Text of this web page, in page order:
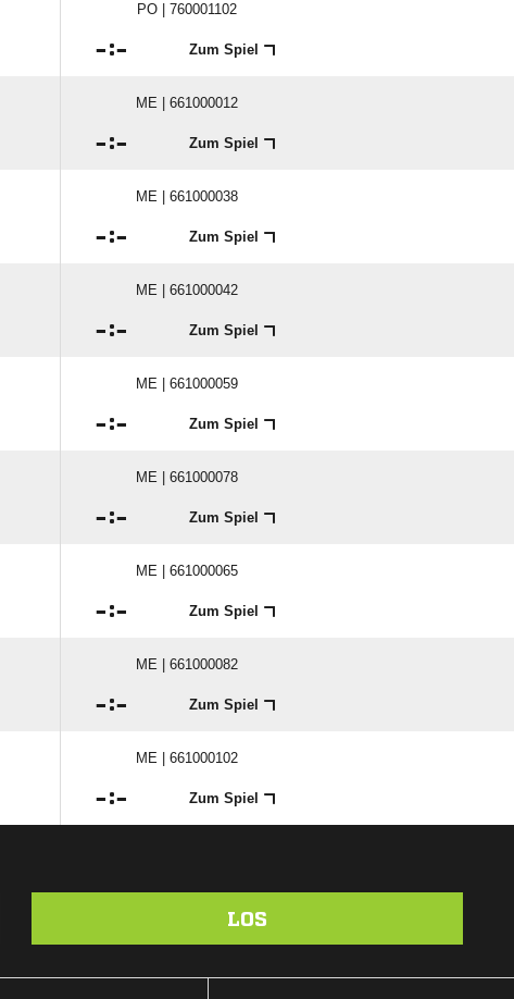
PO | 760001102
: Zum Spiel
ME | 661000012
: Zum Spiel
ME | 661000038
: Zum Spiel
ME | 661000042
: Zum Spiel
ME | 661000059
: Zum Spiel
ME | 661000078
: Zum Spiel
ME | 661000065
: Zum Spiel
ME | 661000082
: Zum Spiel
ME | 661000102
: Zum Spiel
LOS